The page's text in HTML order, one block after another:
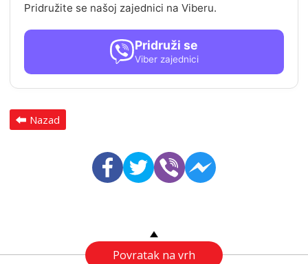
Pridružite se našoj zajednici na Viberu.
Pridruži se
Viber zajednici
Nazad
Povratak na vrh